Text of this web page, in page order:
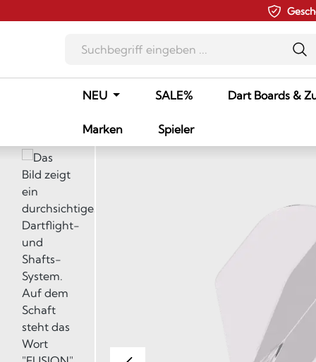
NEU SALE% Dart Boards &
Marken
Spieler
Bildergalerie überspringen